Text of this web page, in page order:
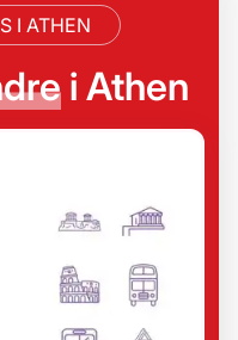
I ATHEN
i Athen